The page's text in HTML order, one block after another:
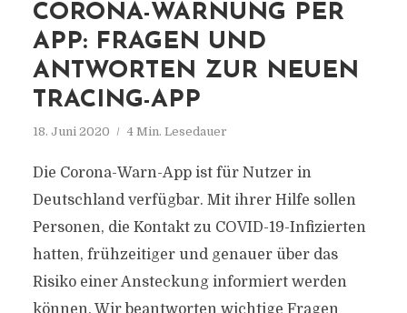
CORONA-WARNUNG PER
APP: FRAGEN UND
ANTWORTEN ZUR NEUEN
TRACING-APP
18. Juni 2020 4 Min. Lesedauer
Die Corona-Warn-App ist für Nutzer in
Deutschland verfügbar. Mit ihrer Hilfe sollen
Personen, die Kontakt zu COVID-19-Infizierten
hatten, frühzeitiger und genauer über das
Risiko einer Ansteckung informiert werden
können. Wir beantworten wichtige Fragen